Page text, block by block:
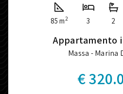
85 m2 3 2
Appartamento
Massa - Marina
€